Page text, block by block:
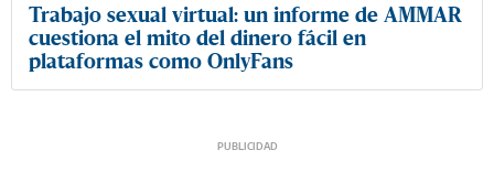
Trabajo sexual virtual: un informe de AMMAR
cuestiona el mito del dinero fácil en
plataformas como OnlyFans